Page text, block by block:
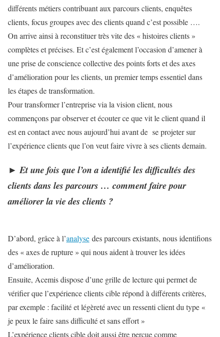
différents métiers contribuant aux parcours clients, enquêtes
clients, focus groupes avec des clients quand c’est possible ….
On arrive ainsi à reconstituer très vite des « histoires clients »
complètes et précises. Et c’est également l’occasion d’amener à
une prise de conscience collective des points forts et des axes
d’amélioration pour les clients, un premier temps essentiel dans
les étapes de transformation.
Pour transformer l’entreprise via la vision client, nous
commençons par observer et écouter ce que vit le client quand il
est en contact avec nous aujourd’hui avant de se projeter sur
l’expérience clients que l’on veut faire vivre à ses clients demain.
►Et une fois que l’on a identifié les difficultés des
clients dans les parcours … comment faire pour
améliorer la vie des clients ?
D’abord, grâce à l’analyse des parcours existants, nous identifions
des « axes de rupture » qui nous aident à trouver les idées
d’amélioration.
Ensuite, Acemis dispose d’une grille de lecture qui permet de
vérifier que l’expérience clients cible répond à différents critères,
par exemple : facilité et légèreté avec un ressenti client du type «
je peux le faire sans difficulté et sans effort »
L’expérience clients cible doit aussi être perçue comme